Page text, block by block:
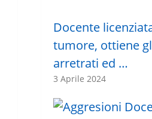
Docente
tumore, ottiene
arretrati ed …
3 Aprile 2024